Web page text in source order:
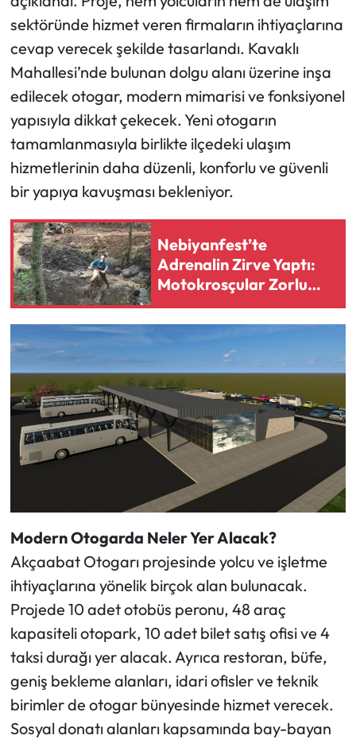
sektöründe hizmet veren firmaların ihtiyaçlarına
cevap verecek şekilde tasarlandı. Kavaklı
Mahallesi’nde bulunan dolgu alanı üzerine inşa
edilecek otogar, modern mimarisi ve fonksiyonel
yapısıyla dikkat çekecek. Yeni otogarın
tamamlanmasıyla birlikte ilçedeki ulaşım
hizmetlerinin daha düzenli, konforlu ve güvenli
bir yapıya kavuşması bekleniyor.
Nebiyanfest’te
Adrenalin Zirve Yaptı:
Motokrosçular Zorlu
Parkurda Yarıştı
Modern Otogarda Neler Yer Alacak?
Akçaabat Otogarı projesinde yolcu ve işletme
ihtiyaçlarına yönelik birçok alan bulunacak.
Projede 10 adet otobüs peronu, 48 araç
kapasiteli otopark, 10 adet bilet satış ofisi ve 4
taksi durağı yer alacak. Ayrıca restoran, büfe,
geniş bekleme alanları, idari ofisler ve teknik
birimler de otogar bünyesinde hizmet verecek.
Sosyal donatı alanları kapsamında bay-bayan